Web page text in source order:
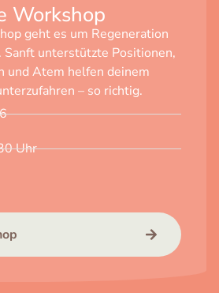
Workshop
geht es um Regeneration
Sanft unterstützte Positionen,
und Atem helfen deinem
– so richtig.
Uhr